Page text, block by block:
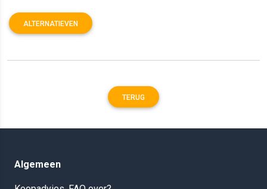
ALTERNATIEVEN
TERUG
Algemeen